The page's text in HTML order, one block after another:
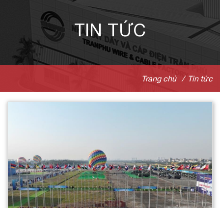
TIN TỨC
Trang chủ / Tin tức